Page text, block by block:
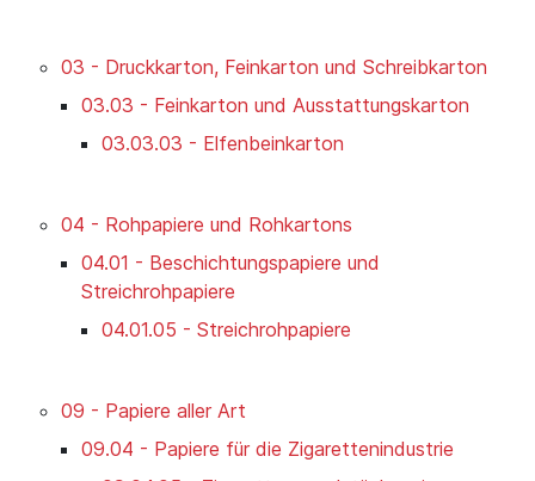
03 - Druckkarton, Feinkarton und Schreibkarton
03.03 - Feinkarton und Ausstattungskarton
03.03.03 - Elfenbeinkarton
04 - Rohpapiere und Rohkartons
04.01 - Beschichtungspapiere und
Streichrohpapiere
04.01.05 - Streichrohpapiere
09 - Papiere aller Art
09.04 - Papiere für die Zigarettenindustrie